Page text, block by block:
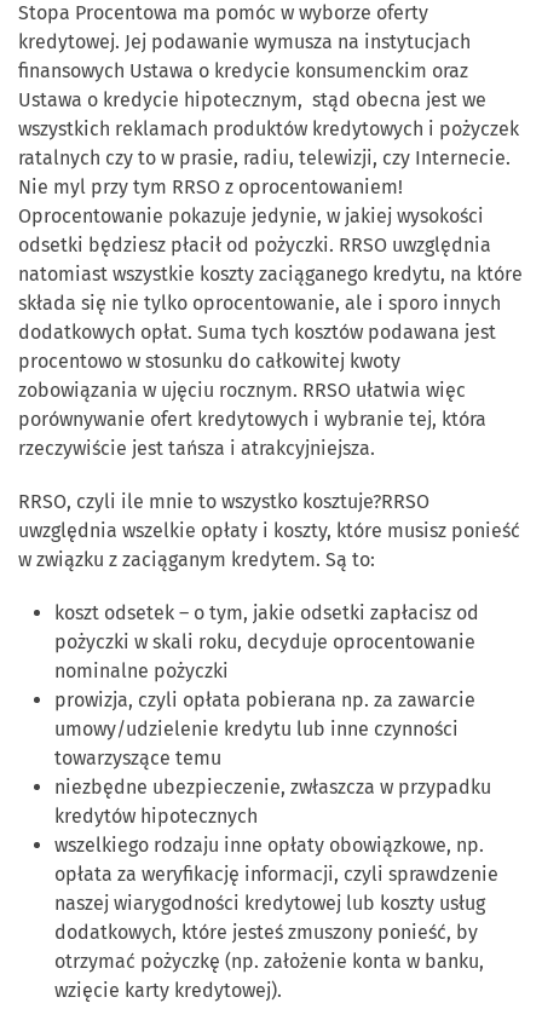
Stopa Procentowa ma pomóc w wyborze oferty
kredytowej. Jej podawanie wymusza na instytucjach
finansowych Ustawa o kredycie konsumenckim oraz
Ustawa o kredycie hipotecznym, stąd obecna jest we
wszystkich reklamach produktów kredytowych i pożyczek
ratalnych czy to w prasie, radiu, telewizji, czy Internecie.
Nie myl przy tym RRSO z oprocentowaniem!
Oprocentowanie pokazuje jedynie, w jakiej wysokości
odsetki będziesz płacił od pożyczki. RRSO uwzględnia
natomiast wszystkie koszty zaciąganego kredytu, na które
składa się nie tylko oprocentowanie, ale i sporo innych
dodatkowych opłat. Suma tych kosztów podawana jest
procentowo w stosunku do całkowitej kwoty
zobowiązania w ujęciu rocznym. RRSO ułatwia więc
porównywanie ofert kredytowych i wybranie tej, która
rzeczywiście jest tańsza i atrakcyjniejsza.
RRSO, czyli ile mnie to wszystko kosztuje?RRSO
uwzględnia wszelkie opłaty i koszty, które musisz ponieść
w związku z zaciąganym kredytem. Są to:
koszt odsetek – o tym, jakie odsetki zapłacisz od
pożyczki w skali roku, decyduje oprocentowanie
nominalne pożyczki
prowizja, czyli opłata pobierana np. za zawarcie
umowy/udzielenie kredytu lub inne czynności
towarzyszące temu
niezbędne ubezpieczenie, zwłaszcza w przypadku
kredytów hipotecznych
wszelkiego rodzaju inne opłaty obowiązkowe, np.
opłata za weryfikację informacji, czyli sprawdzenie
naszej wiarygodności kredytowej lub koszty usług
dodatkowych, które jesteś zmuszony ponieść, by
otrzymać pożyczkę (np. założenie konta w banku,
wzięcie karty kredytowej).